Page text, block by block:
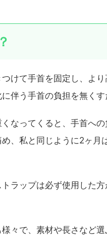
けて手首を固定し、よ
伴う手首の負担を無くす
なってくると、手首への
、私と同じように2ヶ月
ラップは必ず使用した
々で、素材や長さなど選